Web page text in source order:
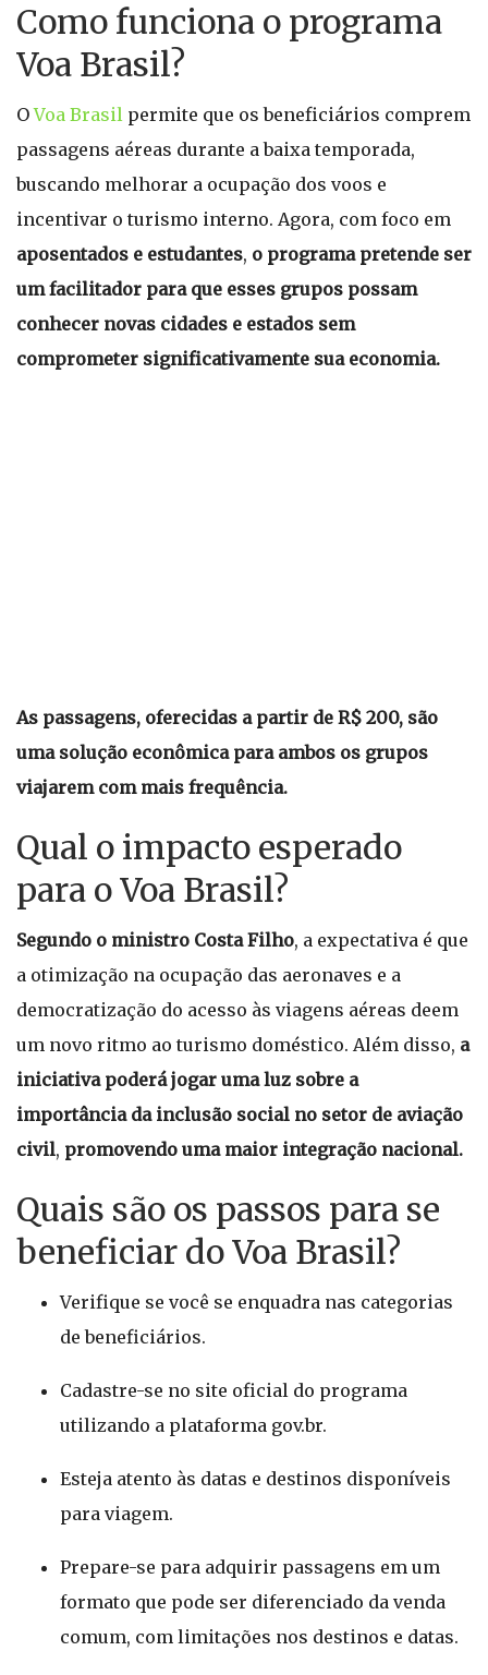
Como funciona o programa
Voa Brasil?
OVoa Brasil permite que os beneficiários comprem
passagens aéreas durante a baixa temporada,
buscando melhorar a ocupação dos voos e
incentivar o turismo interno. Agora, com foco em
aposentados e estudantes, o programa pretende ser
um facilitador para que esses grupos possam
conhecer novas cidades e estados sem
comprometer significativamente sua economia.
As passagens, oferecidas a partir de R$ 200, são
uma solução econômica para ambos os grupos
viajarem com mais frequência.
Qual o impacto esperado
para o Voa Brasil?
Segundo o ministro Costa Filho, a expectativa é que
a otimização na ocupação das aeronaves e a
democratização do acesso às viagens aéreas deem
um novo ritmo ao turismo doméstico. Além disso, a
iniciativa poderá jogar uma luz sobre a
importância da inclusão social no setor de aviação
civil, promovendo uma maior integração nacional.
Quais são os passos para se
beneficiar do Voa Brasil?
Verifique se você se enquadra nas categorias
de beneficiários.
Cadastre-se no site oficial do programa
utilizando a plataforma gov.br.
Esteja atento às datas e destinos disponíveis
para viagem.
Prepare-se para adquirir passagens em um
formato que pode ser diferenciado da venda
comum, com limitações nos destinos e datas.